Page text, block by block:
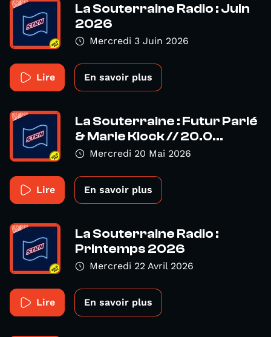
La Souterraine Radio : Juin
2026
Mercredi 3 Juin 2026
Lire En savoir plus
La Souterraine : Futur Parlé
& Marie Klock // 20.0...
Mercredi 20 Mai 2026
Lire En savoir plus
La Souterraine Radio :
Printemps 2026
Mercredi 22 Avril 2026
Lire En savoir plus